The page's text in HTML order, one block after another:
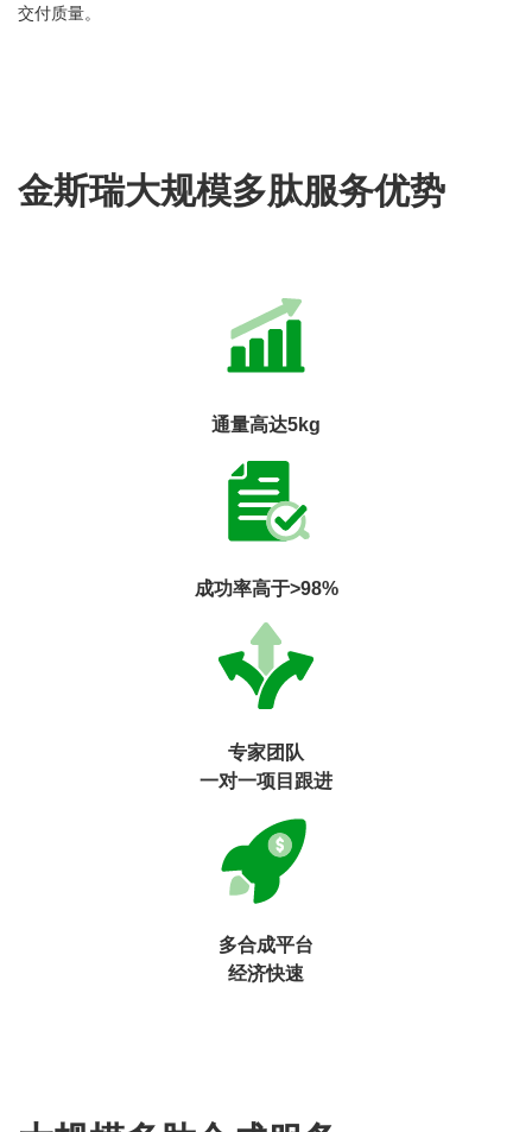
交付质量。
金斯瑞大规模多肽服务优势
通量高达5kg
成功率高于>98%
专家团队
一对一项目跟进
多合成平台
经济快速